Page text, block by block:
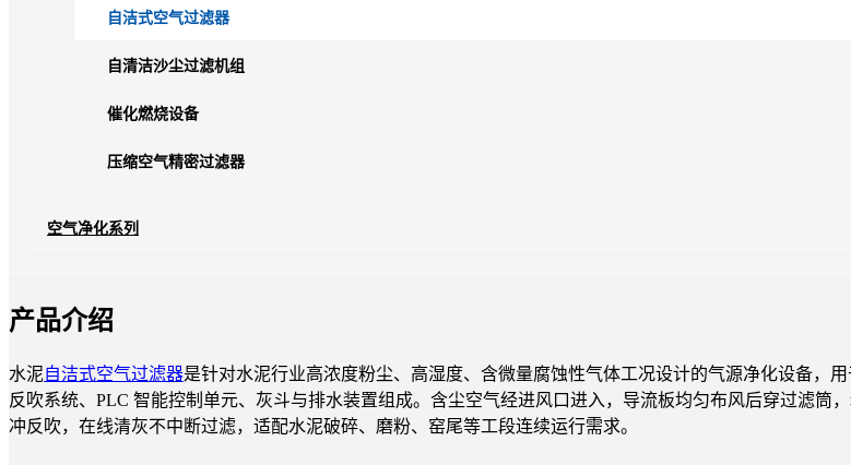
自洁式空气过滤器
自清洁沙尘过滤机组
催化燃烧设备
压缩空气精密过滤器
空气净化系列
产品介绍
水泥自洁式空气过滤器是针对水泥行业高浓度粉尘、高湿度、含微量腐蚀性气体工况设计的气源净化设备，
反吹系统、PLC 智能控制单元、灰斗与排水装置组成。含尘空气经进风口进入，导流板均匀布风后穿过滤
冲反吹，在线清灰不中断过滤，适配水泥破碎、磨粉、窑尾等工段连续运行需求。